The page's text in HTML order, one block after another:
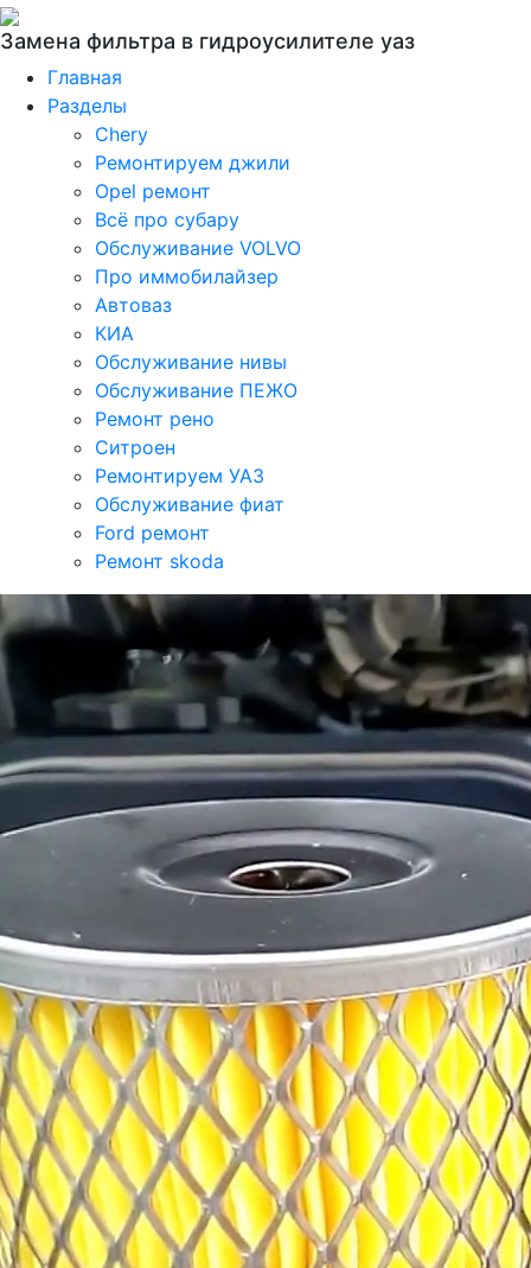
Замена фильтра в гидроусилителе уаз
Главная
Разделы
Chery
Ремонтируем джили
Opel ремонт
Всё про субару
Обслуживание VOLVO
Про иммобилайзер
Автоваз
КИА
Обслуживание нивы
Обслуживание ПЕЖО
Ремонт рено
Ситроен
Ремонтируем УАЗ
Обслуживание фиат
Ford ремонт
Ремонт skoda